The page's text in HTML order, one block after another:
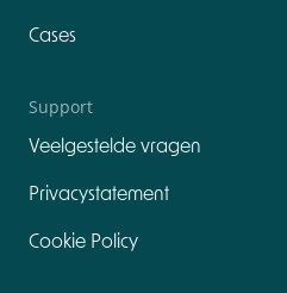
Cases
Support
Veelgestelde vragen
Privacystatement
Cookie Policy